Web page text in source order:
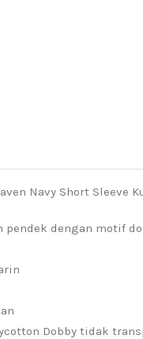
Navy Short Sleeve
pendek dengan motif
Dobby tidak